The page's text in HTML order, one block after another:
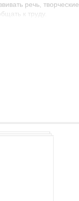
речь, творческие
к труду.